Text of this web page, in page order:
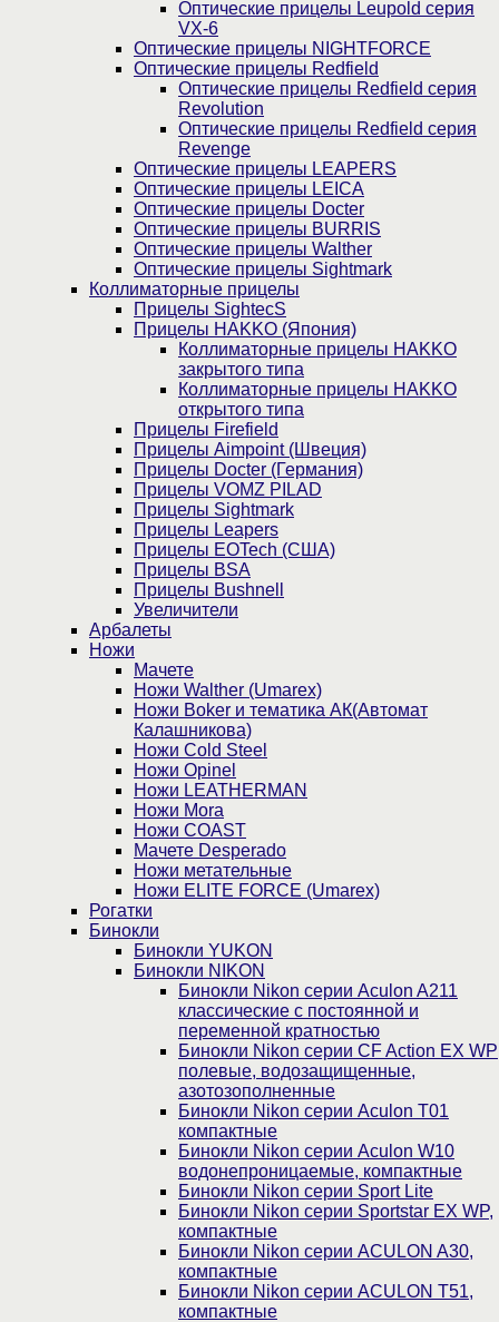
Оптические прицелы Leupold серия
VX-6
Оптические прицелы NIGHTFORCE
Оптические прицелы Redfield
Оптические прицелы Redfield серия
Revolution
Оптические прицелы Redfield серия
Revenge
Оптические прицелы LEAPERS
Оптические прицелы LEICA
Оптические прицелы Docter
Оптические прицелы BURRIS
Оптические прицелы Walther
Оптические прицелы Sightmark
Коллиматорные прицелы
Прицелы SightecS
Прицелы HAKKO (Япония)
Коллиматорные прицелы HAKKO
закрытого типа
Коллиматорные прицелы HAKKO
открытого типа
Прицелы Firefield
Прицелы Aimpoint (Швеция)
Прицелы Docter (Германия)
Прицелы VOMZ PILAD
Прицелы Sightmark
Прицелы Leapers
Прицелы EOTech (США)
Прицелы BSA
Прицелы Bushnell
Увеличители
Арбалеты
Ножи
Мачете
Ножи Walther (Umarex)
Ножи Boker и тематика АК(Автомат
Калашникова)
Ножи Cold Steel
Ножи Opinel
Ножи LEATHERMAN
Ножи Mora
Ножи COAST
Мачете Desperado
Ножи метательные
Ножи ELITE FORCE (Umarex)
Рогатки
Бинокли
Бинокли YUKON
Бинокли NIKON
Бинокли Nikon серии Aculon A211
классические с постоянной и
переменной кратностью
Бинокли Nikon серии СF Action EX WP
полевые, водозащищенные,
азотозополненные
Бинокли Nikon серии Aculon T01
компактные
Бинокли Nikon серии Aculon W10
водонепроницаемые, компактные
Бинокли Nikon серии Sport Lite
Бинокли Nikon серии Sportstar EX WP,
компактные
Бинокли Nikon серии ACULON A30,
компактные
Бинокли Nikon серии ACULON Т51,
компактные